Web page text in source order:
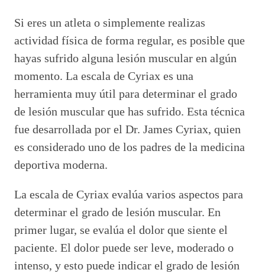
Si eres un atleta o simplemente realizas
actividad física de forma regular, es posible que
hayas sufrido alguna lesión muscular en algún
momento. La escala de Cyriax es una
herramienta muy útil para determinar el grado
de lesión muscular que has sufrido. Esta técnica
fue desarrollada por el Dr. James Cyriax, quien
es considerado uno de los padres de la medicina
deportiva moderna.
La escala de Cyriax evalúa varios aspectos para
determinar el grado de lesión muscular. En
primer lugar, se evalúa el dolor que siente el
paciente. El dolor puede ser leve, moderado o
intenso, y esto puede indicar el grado de lesión